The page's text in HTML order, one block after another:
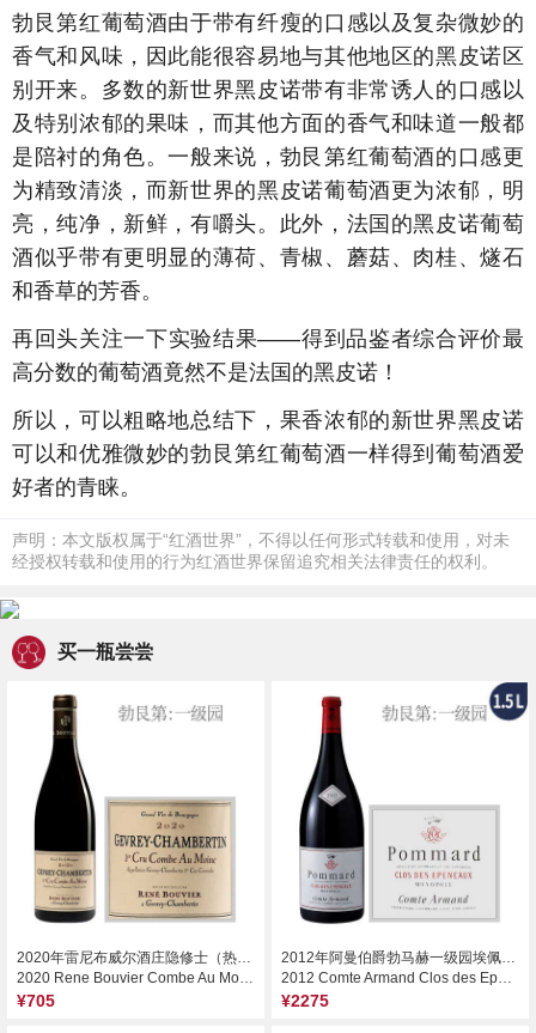
勃艮第红葡萄酒由于带有纤瘦的口感以及复杂微妙的
香气和风味，因此能很容易地与其他地区的黑皮诺区
别开来。多数的新世界黑皮诺带有非常诱人的口感以
及特别浓郁的果味，而其他方面的香气和味道一般都
是陪衬的角色。一般来说，勃艮第红葡萄酒的口感更
为精致清淡，而新世界的黑皮诺葡萄酒更为浓郁，明
亮，纯净，新鲜，有嚼头。此外，法国的黑皮诺葡萄
酒似乎带有更明显的薄荷、青椒、蘑菇、肉桂、燧石
和香草的芳香。
再回头关注一下实验结果——得到品鉴者综合评价最
高分数的葡萄酒竟然不是法国的黑皮诺！
所以，可以粗略地总结下，果香浓郁的新世界黑皮诺
可以和优雅微妙的勃艮第红葡萄酒一样得到葡萄酒爱
好者的青睐。
声明：本文版权属于“红酒世界”，不得以任何形式转载和使用，对未
经授权转载和使用的行为红酒世界保留追究相关法律责任的权利。
买一瓶尝尝
¥705 ¥2275